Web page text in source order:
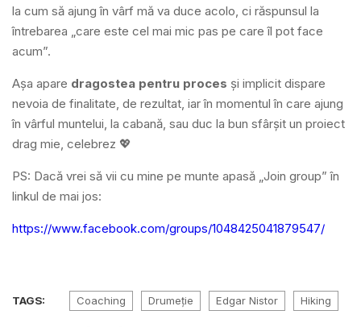
la cum să ajung în vârf mă va duce acolo, ci răspunsul la
întrebarea „care este cel mai mic pas pe care îl pot face
acum”.
Așa apare dragostea pentru proces și implicit dispare
nevoia de finalitate, de rezultat, iar în momentul în care ajung
în vârful muntelui, la cabană, sau duc la bun sfârșit un proiect
drag mie, celebrez 💖
PS: Dacă vrei să vii cu mine pe munte apasă „Join group” în
linkul de mai jos:
https://www.facebook.com/groups/1048425041879547/
TAGS: Coaching Drumeție Edgar Nistor Hiking